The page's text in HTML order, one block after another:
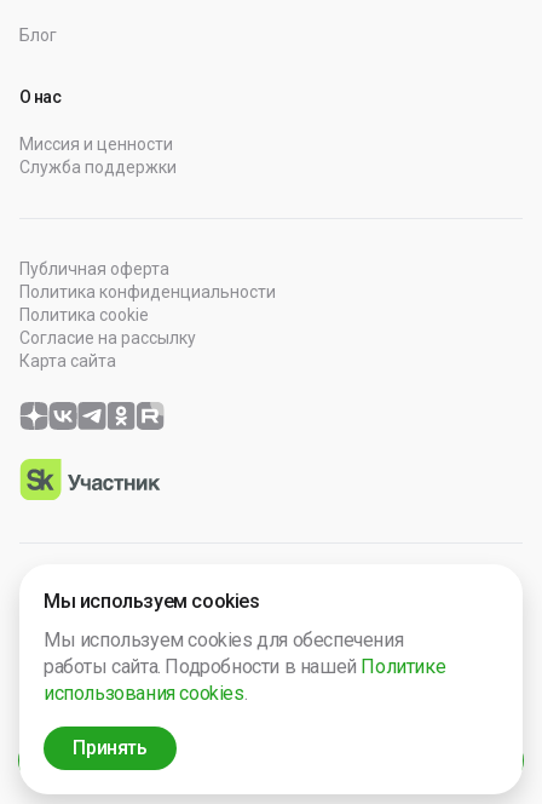
Блог
О нас
Миссия и ценности
Служба поддержки
Публичная оферта
Политика конфиденциальности
Политика cookie
Согласие на рассылку
Карта сайта
© 2026 OOO “Просто Гений”. Все права защищены.
№ 2025665571. Компания включена в Реест Малых
технологический компаний России № 5238.
ИНН 2632124692ОГРН 1242600013149
Мы используем cookies
Мы используем cookies для обеспечения
работы сайта. Подробности в нашей Политике
использования cookies.
Принять